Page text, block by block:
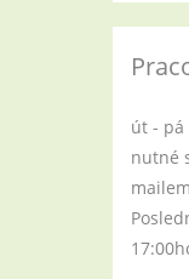
út - pá
nutné